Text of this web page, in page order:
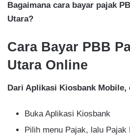
Bagaimana cara bayar pajak
Utara?
Cara Bayar PBB
Utara Online
Dari Aplikasi Kiosbank Mobile,
Buka Aplikasi Kiosbank
Pilih menu Pajak, lalu Pajak